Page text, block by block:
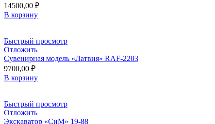
14500,00 ₽
В корзину
Быстрый просмотр
Отложить
Сувенирная модель «Латвия» RAF-2203
9700,00 ₽
В корзину
Быстрый просмотр
Отложить
Экскаватор «СиМ» 19-88